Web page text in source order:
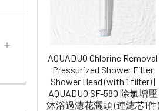
AQUADUO Chlorine Removal
Pressurized Shower Filter
Shower Head (with 1 filter) |
AQUADUO SF-580 除氯增壓
沐浴過濾花灑頭 (連濾芯1件)